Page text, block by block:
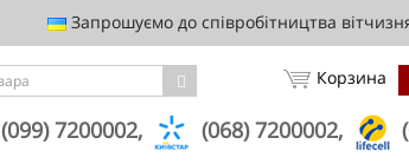
Запрошуємо до співробітництва
Корзина
(099) 7200002, (068) 7200002,